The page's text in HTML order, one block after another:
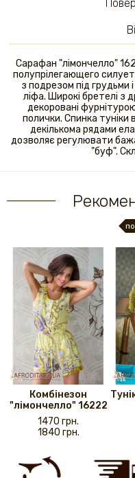
Сарафан "лімончелло"
полупрілегающего
з подрезом під грудьми
ліфа. Широкі бретелі з
декоровані
полички. Спинка туніки
декількома рядами
дозволяє регулювати
"буф".
Комбінезон
"лімончелло" 16222
1470 грн.
1840 грн.